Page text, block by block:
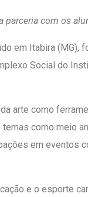
parceria com os
em Itabira
Social do
arte como
como meio
em
e o esporte